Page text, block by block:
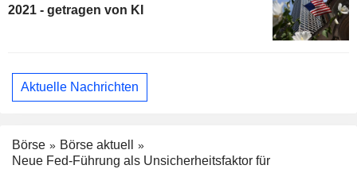
2021 - getragen von KI
Aktuelle Nachrichten
Börse
Börse aktuell
Neue Fed-Führung als Unsicherheitsfaktor für